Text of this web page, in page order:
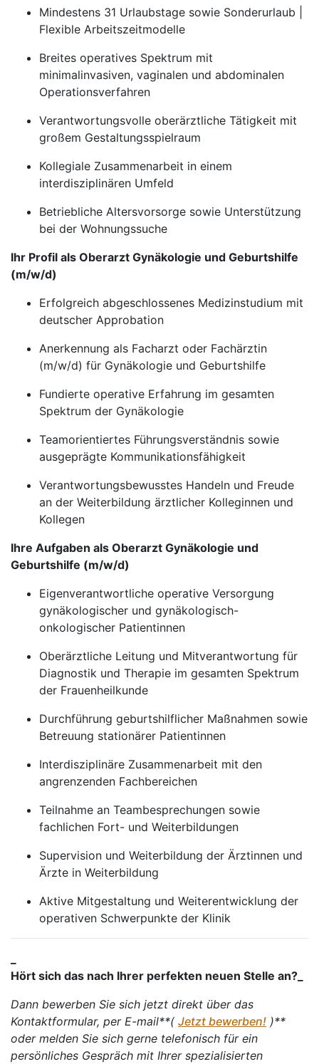
Mindestens 31 Urlaubstage sowie Sonderurlaub |
Flexible Arbeitszeitmodelle
Breites operatives Spektrum mit
minimalinvasiven, vaginalen und abdominalen
Operationsverfahren
Verantwortungsvolle oberärztliche Tätigkeit mit
großem Gestaltungsspielraum
Kollegiale Zusammenarbeit in einem
interdisziplinären Umfeld
Betriebliche Altersvorsorge sowie Unterstützung
bei der Wohnungssuche
Ihr Profil als Oberarzt Gynäkologie und Geburtshilfe
(m/w/d)
Erfolgreich abgeschlossenes Medizinstudium mit
deutscher Approbation
Anerkennung als Facharzt oder Fachärztin
(m/w/d) für Gynäkologie und Geburtshilfe
Fundierte operative Erfahrung im gesamten
Spektrum der Gynäkologie
Teamorientiertes Führungsverständnis sowie
ausgeprägte Kommunikationsfähigkeit
Verantwortungsbewusstes Handeln und Freude
an der Weiterbildung ärztlicher Kolleginnen und
Kollegen
Ihre Aufgaben als Oberarzt Gynäkologie und
Geburtshilfe (m/w/d)
Eigenverantwortliche operative Versorgung
gynäkologischer und gynäkologisch-
onkologischer Patientinnen
Oberärztliche Leitung und Mitverantwortung für
Diagnostik und Therapie im gesamten Spektrum
der Frauenheilkunde
Durchführung geburtshilflicher Maßnahmen sowie
Betreuung stationärer Patientinnen
Interdisziplinäre Zusammenarbeit mit den
angrenzenden Fachbereichen
Teilnahme an Teambesprechungen sowie
fachlichen Fort- und Weiterbildungen
Supervision und Weiterbildung der Ärztinnen und
Ärzte in Weiterbildung
Aktive Mitgestaltung und Weiterentwicklung der
operativen Schwerpunkte der Klinik
Hört sich das nach Ihrer perfekten neuen Stelle an?_
Dann bewerben Sie sich jetzt direkt über das
Kontaktformular, per E-mail**( Jetzt bewerben! )**
oder melden Sie sich gerne telefonisch für ein
persönliches Gespräch mit Ihrer spezialisierten